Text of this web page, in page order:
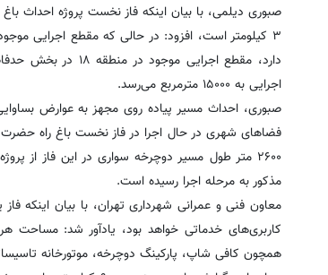
دارد، مقطع
اجرایی به ۱۵۰۰۰ مترمربع می‌رسد.
صبوری، احداث مسیر پیاده روی مجهز به عوارض
۲۶۰۰ متر طول مسیر دوچرخه سواری در این فاز از
مذکور به مرحله اجرا رسیده است.
همچون کافی شاپ، پارکینگ دوچرخه، موتورخانه